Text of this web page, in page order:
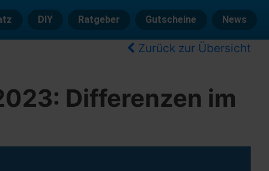
DIY Ratgeber Gutscheine News
Zurück zur Übersicht
Differenzen im